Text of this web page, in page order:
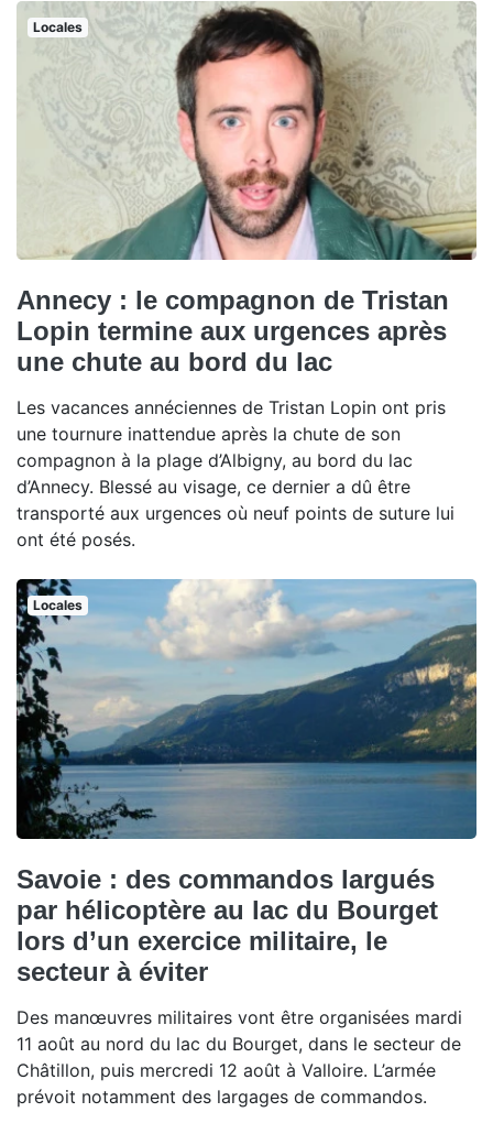
Locales
Annecy : le compagnon de Tristan
Lopin termine aux urgences après
une chute au bord du lac
Les vacances annéciennes de Tristan Lopin ont pris
une tournure inattendue après la chute de son
compagnon à la plage d’Albigny, au bord du lac
d’Annecy. Blessé au visage, ce dernier a dû être
transporté aux urgences où neuf points de suture lui
ont été posés.
Locales
Savoie : des commandos largués
par hélicoptère au lac du Bourget
lors d’un exercice militaire, le
secteur à éviter
Des manœuvres militaires vont être organisées mardi
11 août au nord du lac du Bourget, dans le secteur de
Châtillon, puis mercredi 12 août à Valloire. L’armée
prévoit notamment des largages de commandos.